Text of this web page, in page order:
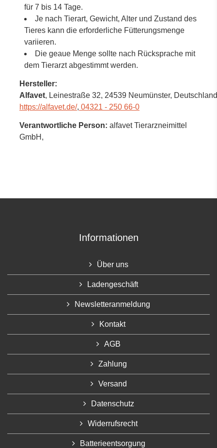
für 7 bis 14 Tage.
Je nach Tierart, Gewicht, Alter und Zustand des
Tieres kann die erforderliche Fütterungsmenge
variieren.
Die geaue Menge sollte nach Rücksprache mit
dem Tierarzt abgestimmt werden.
Hersteller:
Alfavet, Leinestraße 32, 24539 Neumünster, Deutschland
https://alfavet.de/, 04321 - 250 66-0
Verantwortliche Person: alfavet Tierarzneimittel
GmbH,
Informationen
Über uns
Ladengeschäft
Newsletteranmeldung
Kontakt
AGB
Zahlung
Versand
Datenschutz
Widerrufsrecht
Batterieentsorgung